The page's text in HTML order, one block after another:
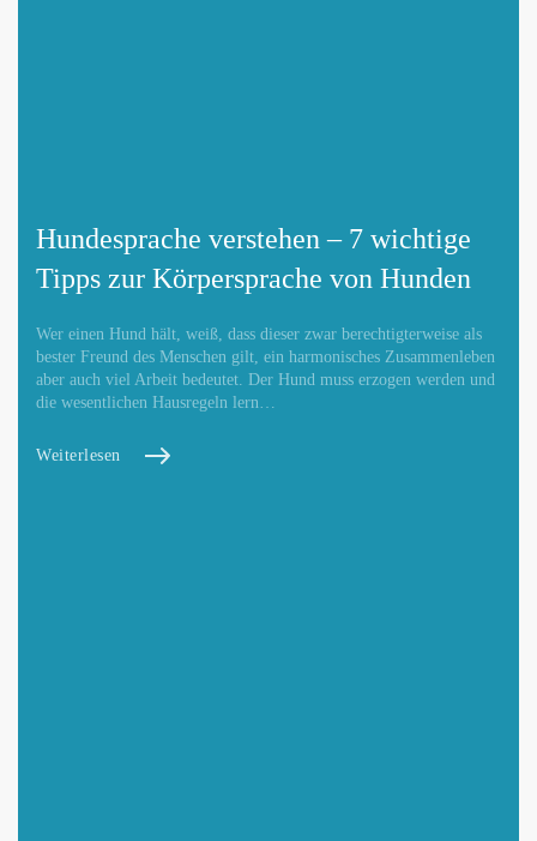
Hundesprache verstehen – 7 wichtige
Tipps zur Körpersprache von Hunden
Wer einen Hund hält, weiß, dass dieser zwar berechtigterweise als
bester Freund des Menschen gilt, ein harmonisches Zusammenleben
aber auch viel Arbeit bedeutet. Der Hund muss erzogen werden und
die wesentlichen Hausregeln lern…
Weiterlesen